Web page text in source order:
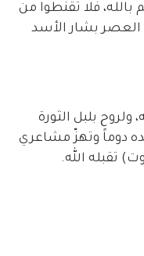
فلا تقنطوا من
العصر بشار الأسد
ولروح بلبل الثورة
دوماً وتهزّ مشاعري
تقبله الله.